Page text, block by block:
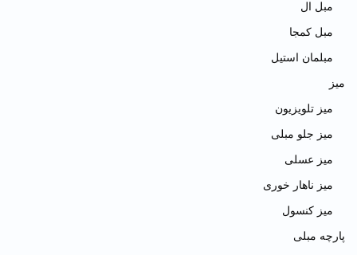
مبل ال
مبل کمجا
مبلمان استیل
میز
میز تلویزیون
میز جلو مبلی
میز عسلی
میز ناهار خوری
میز کنسول
پارچه مبلی